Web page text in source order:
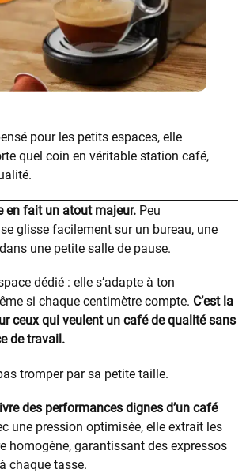
pour les petits espaces, elle
quel coin en véritable station café,
en fait un atout majeur. Peu
glisse facilement sur un bureau, une
une petite salle de pause.
dédié : elle s’adapte à ton
si chaque centimètre compte. C’est la
ceux qui veulent un café de qualité sans
de travail.
tromper par sa petite taille.
des performances dignes d’un café
une pression optimisée, elle extrait les
homogène, garantissant des expressos
chaque tasse.